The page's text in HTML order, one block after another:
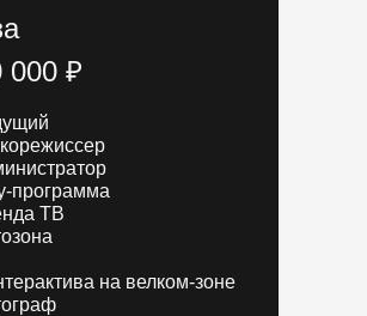
000 ₽
программа
ТВ
на велком-зоне